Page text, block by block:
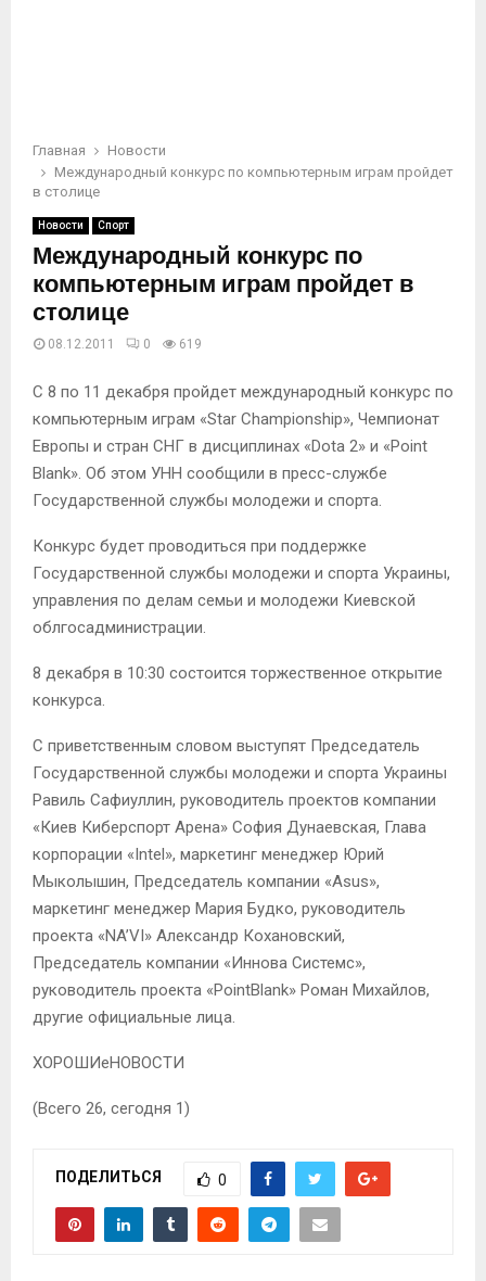
Главная
Новости
Международный конкурс по компьютерным играм пройдет
в столице
Новости Спорт
Международный конкурс по
компьютерным играм пройдет в
столице
08.12.2011 0 619
С 8 по 11 декабря пройдет международный конкурс по
компьютерным играм «Star Championship», Чемпионат
Европы и стран СНГ в дисциплинах «Dota 2» и «Point
Blank». Об этом УНН сообщили в пресс-службе
Государственной службы молодежи и спорта.
Конкурс будет проводиться при поддержке
Государственной службы молодежи и спорта Украины,
управления по делам семьи и молодежи Киевской
облгосадминистрации.
8 декабря в 10:30 состоится торжественное открытие
конкурса.
С приветственным словом выступят Председатель
Государственной службы молодежи и спорта Украины
Равиль Сафиуллин, руководитель проектов компании
«Киев Киберспорт Арена» София Дунаевская, Глава
корпорации «Intel», маркетинг менеджер Юрий
Мыколышин, Председатель компании «Asus»,
маркетинг менеджер Мария Будко, руководитель
проекта «NA’VI» Александр Кохановский,
Председатель компании «Иннова Системс»,
руководитель проекта «PointBlank» Роман Михайлов,
другие официальные лица.
ХОРОШИеНОВОСТИ
(Всего 26, сегодня 1)
ПОДЕЛИТЬСЯ 0